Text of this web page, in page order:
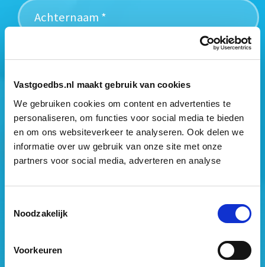
Vastgoedbs.nl maakt gebruik van cookies
We gebruiken cookies om content en advertenties te
personaliseren, om functies voor social media te bieden
en om ons websiteverkeer te analyseren. Ook delen we
informatie over uw gebruik van onze site met onze
partners voor social media, adverteren en analyse
Noodzakelijk
Voorkeuren
Ja, ik geef toestemming om mijn gegevens op te slaan
en mij te informeren over het laatste vastgoednieuws.
Vastgoed Business School